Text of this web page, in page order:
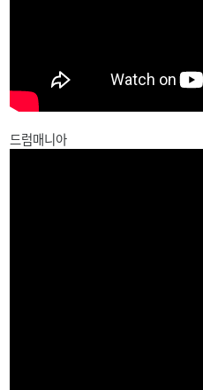
드럼매니아